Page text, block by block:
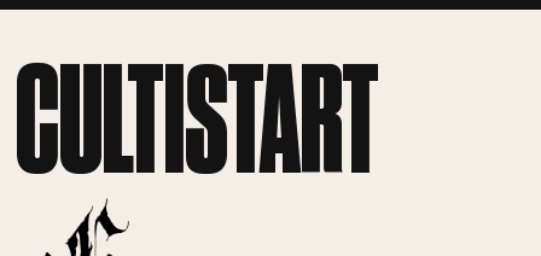
CULTISTART